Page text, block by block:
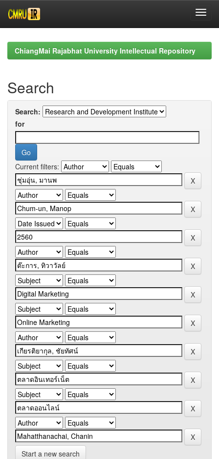
navigationChiangMai Rajabhat University Intellectual Repository
Search
Search:
for
Current filters:
Start a new search